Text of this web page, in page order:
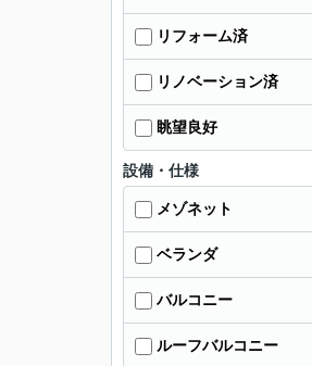
リフォーム済
リノベーション済
眺望良好
設備・仕様
メゾネット
ベランダ
バルコニー
ルーフバルコニー